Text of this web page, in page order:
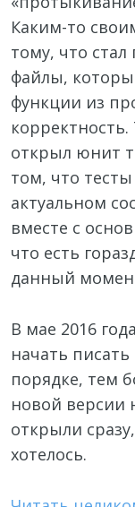
Каким-то
тому, что
файлы,
функции из
открыл юнит
том, что
актуальном
вместе с
что есть
данный
В мае 2016
начать
порядке, тем
новой
открыли
хотелось.